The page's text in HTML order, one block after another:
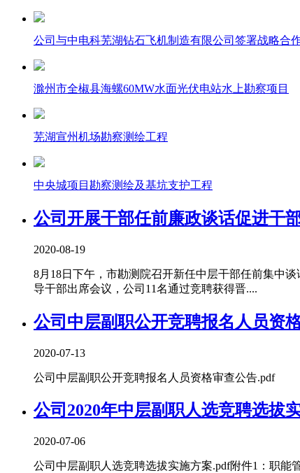
公司与中电科芜湖钻石飞机制造有限公司签署战略合
滁州市全椒县海螺60MW水面光伏电站水上勘察项目
芜湖宣州机场勘察测绘工程
中央城项目勘察测绘及基坑支护工程
公司开展干部任前廉政谈话促进干
2020-08-19
8月18日下午，市勘测院召开新任中层干部任前集中
导干部出席会议，公司11名通过竞聘获得晋....
公司中层副职公开竞聘报名人员资
2020-07-13
公司中层副职公开竞聘报名人员资格审查公告.pdf
公司2020年中层副职人选竞聘选拔
2020-07-06
公司中层副职人选竞聘选拔实施方案.pdf附件1：职能